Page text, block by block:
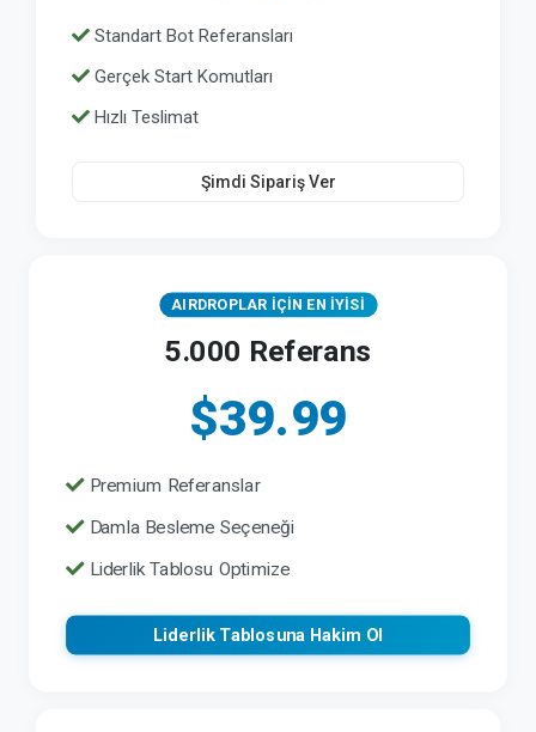
Standart Bot Referansları
Gerçek Start Komutları
Hızlı Teslimat
Şimdi Sipariş Ver
AIRDROPLAR İÇİN EN İYİSİ
5.000 Referans
$39.99
Premium Referanslar
Damla Besleme Seçeneği
Liderlik Tablosu Optimize
Liderlik Tablosuna Hakim Ol